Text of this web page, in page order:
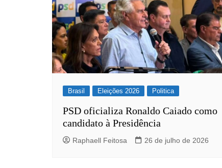
Brasil Eleições 2026 Politica
PSD oficializa Ronaldo Caiado como
candidato à Presidência
Raphaell Feitosa 26 de julho de 2026